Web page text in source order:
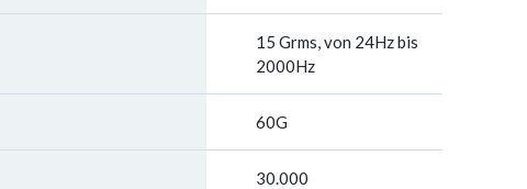
15 Grms, von 24Hz bis
2000Hz
60G
30.000